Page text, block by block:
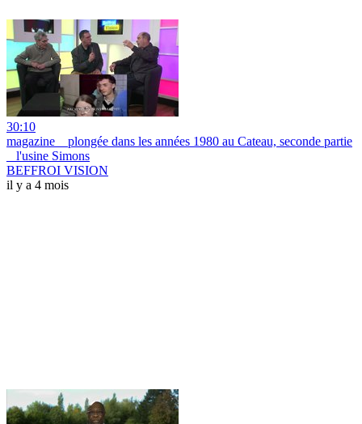
30:10
magazine _ plongée dans les années 1980 au Cateau, seconde partie
_ l'usine Simons
BEFFROI VISION
il y a 4 mois